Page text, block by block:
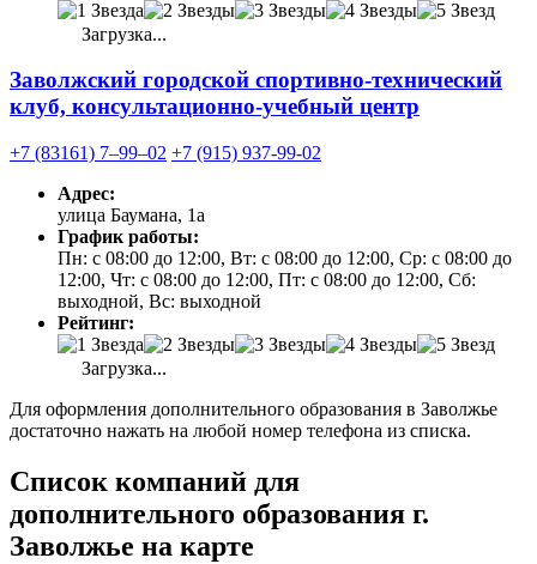
Загрузка...
Заволжский городской спортивно-технический
клуб, консультационно-учебный центр
+7 (83161) 7‒99‒02 +7 (915) 937-99-02
Адрес:
улица Баумана, 1а
График работы:
Пн: с 08:00 до 12:00, Вт: с 08:00 до 12:00, Ср: с 08:00 до
12:00, Чт: с 08:00 до 12:00, Пт: с 08:00 до 12:00, Сб:
выходной, Вс: выходной
Рейтинг:
Загрузка...
Для оформления дополнительного образования в Заволжье
достаточно нажать на любой номер телефона из списка.
Список компаний для
дополнительного образования г.
Заволжье на карте